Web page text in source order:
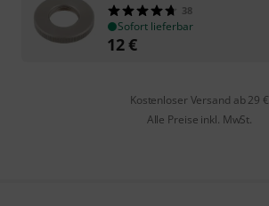
38
Sofort lieferbar
12€
Kostenloser Versand ab 29 €
Alle Preise inkl. MwSt.